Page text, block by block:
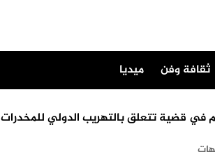
ثقافة وفن ميديا
قضية تتعلق بالتهريب الدولي للمخدرات